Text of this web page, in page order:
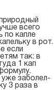
всего
по капле
в рот.
если
так: в
1 кап
уже заболел-
3 раза в